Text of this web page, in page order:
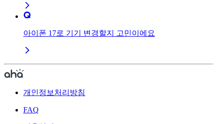
아이폰 17로 기기 변경할지 고민이에요
개인정보처리방침
FAQ